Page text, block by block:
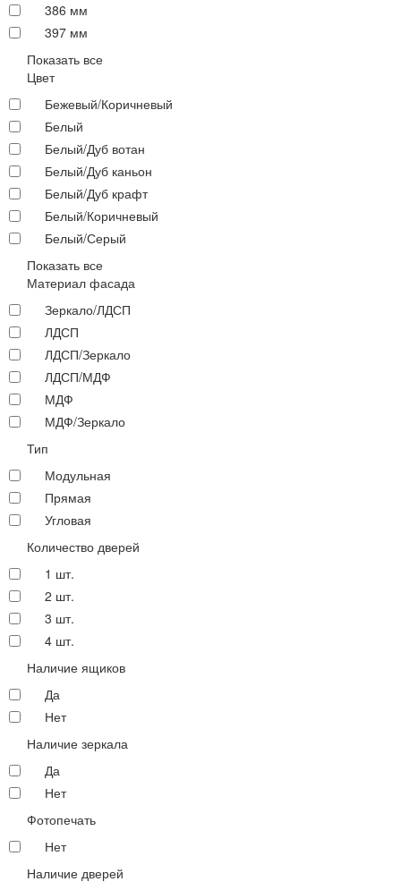
386 мм
397 мм
Показать все
Цвет
Бежевый/Коричневый
Белый
Белый/Дуб вотан
Белый/Дуб каньон
Белый/Дуб крафт
Белый/Коричневый
Белый/Серый
Показать все
Материал фасада
Зеркало/ЛДСП
ЛДСП
ЛДСП/Зеркало
ЛДСП/МДФ
МДФ
МДФ/Зеркало
Тип
Модульная
Прямая
Угловая
Количество дверей
1 шт.
2 шт.
3 шт.
4 шт.
Наличие ящиков
Да
Нет
Наличие зеркала
Да
Нет
Фотопечать
Нет
Наличие дверей